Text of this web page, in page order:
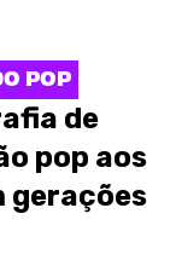
POP
de
pop aos
gerações